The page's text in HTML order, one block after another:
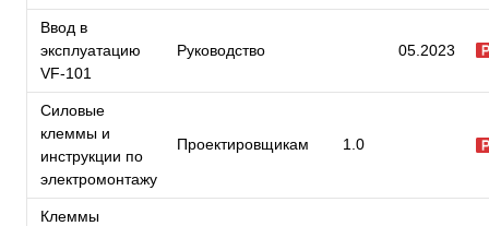
Ввод в
эксплуатацию
VF-101
Руководство 05.2023
Силовые
клеммы и
инструкции по
электромонтажу
Проектировщикам 1.0
Клеммы